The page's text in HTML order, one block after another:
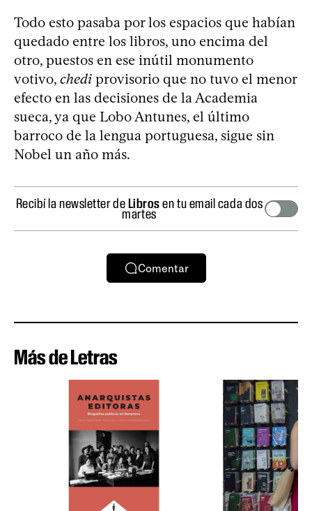
Todo esto pasaba por los espacios que habían
quedado entre los libros, uno encima del
otro, puestos en ese inútil monumento
votivo, chedi provisorio que no tuvo el menor
efecto en las decisiones de la Academia
sueca, ya que Lobo Antunes, el último
barroco de la lengua portuguesa, sigue sin
Nobel un año más.
Recibí la newsletter deLibrosen tu email cada dos
martes
Comentar
Más de Letras